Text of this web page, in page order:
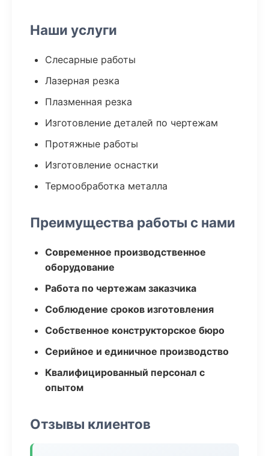
Наши услуги
Слесарные работы
Лазерная резка
Плазменная резка
Изготовление деталей по чертежам
Протяжные работы
Изготовление оснастки
Термообработка металла
Преимущества работы с нами
Современное производственное
оборудование
Работа по чертежам заказчика
Соблюдение сроков изготовления
Собственное конструкторское бюро
Серийное и единичное производство
Квалифицированный персонал с
опытом
Отзывы клиентов